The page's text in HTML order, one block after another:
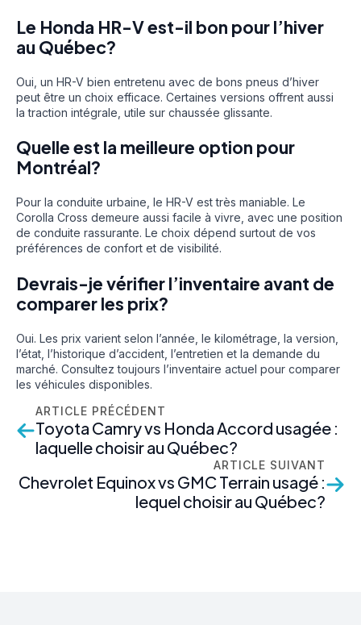
Le Honda HR-V est-il bon pour l’hiver
au Québec?
Oui, un HR-V bien entretenu avec de bons pneus d’hiver
peut être un choix efficace. Certaines versions offrent aussi
la traction intégrale, utile sur chaussée glissante.
Quelle est la meilleure option pour
Montréal?
Pour la conduite urbaine, le HR-V est très maniable. Le
Corolla Cross demeure aussi facile à vivre, avec une position
de conduite rassurante. Le choix dépend surtout de vos
préférences de confort et de visibilité.
Devrais-je vérifier l’inventaire avant de
comparer les prix?
Oui. Les prix varient selon l’année, le kilométrage, la version,
l’état, l’historique d’accident, l’entretien et la demande du
marché. Consultez toujours l’inventaire actuel pour comparer
les véhicules disponibles.
ARTICLE PRÉCÉDENT
Toyota Camry vs Honda Accord usagée :
laquelle choisir au Québec?
ARTICLE SUIVANT
Chevrolet Equinox vs GMC Terrain usagé :
lequel choisir au Québec?